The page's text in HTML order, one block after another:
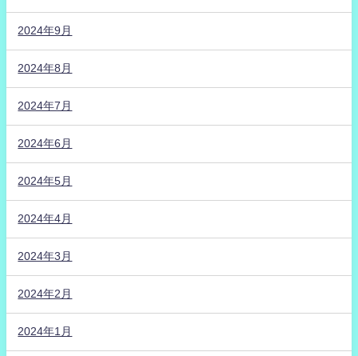
2024年9月
2024年8月
2024年7月
2024年6月
2024年5月
2024年4月
2024年3月
2024年2月
2024年1月